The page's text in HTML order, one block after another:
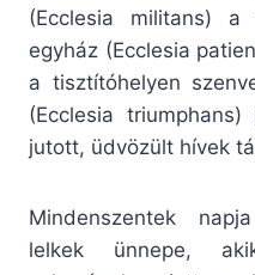
(Ecclesia militans)
egyház (Ecclesia
a tisztítóhelyen
(Ecclesia
jutott, üdvözült hívek
Mindenszentek
lelkek ünnepe,